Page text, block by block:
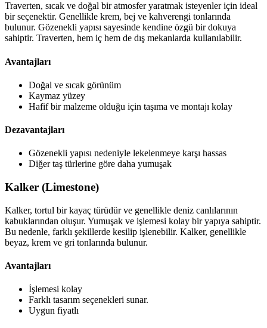
Traverten, sıcak ve doğal bir atmosfer yaratmak isteyenler için ideal
bir seçenektir. Genellikle krem, bej ve kahverengi tonlarında
bulunur. Gözenekli yapısı sayesinde kendine özgü bir dokuya
sahiptir. Traverten, hem iç hem de dış mekanlarda kullanılabilir.
Avantajları
Doğal ve sıcak görünüm
Kaymaz yüzey
Hafif bir malzeme olduğu için taşıma ve montajı kolay
Dezavantajları
Gözenekli yapısı nedeniyle lekelenmeye karşı hassas
Diğer taş türlerine göre daha yumuşak
Kalker (Limestone)
Kalker, tortul bir kayaç türüdür ve genellikle deniz canlılarının
kabuklarından oluşur. Yumuşak ve işlemesi kolay bir yapıya sahiptir.
Bu nedenle, farklı şekillerde kesilip işlenebilir. Kalker, genellikle
beyaz, krem ve gri tonlarında bulunur.
Avantajları
İşlemesi kolay
Farklı tasarım seçenekleri sunar.
Uygun fiyatlı